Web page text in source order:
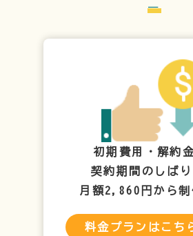
ー
初期費用・解約
契約期間のしばり
月額2,860円から制
料金プランはこち